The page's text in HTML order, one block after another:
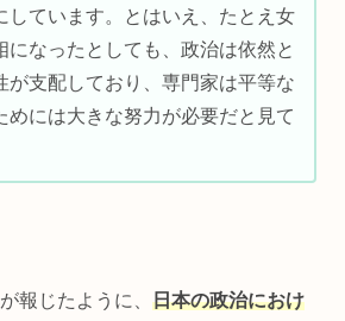
しています。とはいえ、たとえ女
になったとしても、政治は依然と
が支配しており、専門家は平等な
めには大きな努力が必要だと見て
報じたように、 日本の政治におけ